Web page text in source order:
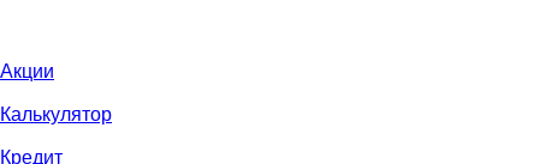
Акции
Калькулятор
Кредит